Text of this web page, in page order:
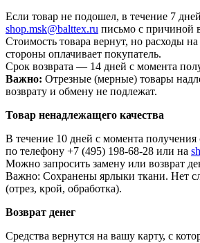
Если товар не подошел, в течение 7
shop.msk@balttex.ru письмо с причиной
Стоимость товара вернут, но расходы на
стороны оплачивает покупатель.
Срок возврата — 14 дней с момента
Важно: Отрезные (мерные) товары
возврату и обмену не подлежат.
Товар ненадлежащего качества
В течение 10 дней с момента
по телефону +7 (495) 198-68-28 или на
Можно запросить замену или возврат
Важно: Сохранены ярлыки ткани. Нет
(отрез, крой, обработка).
Возврат денег
Средства вернутся на вашу карту, с